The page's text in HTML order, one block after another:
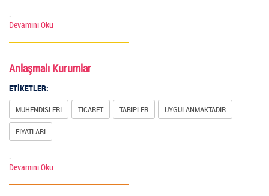
Devamını Oku
Anlaşmalı Kurumlar
ETİKETLER:
MÜHENDISLERI TICARET TABIPLER UYGULANMAKTADIR
FIYATLARI
Devamını Oku